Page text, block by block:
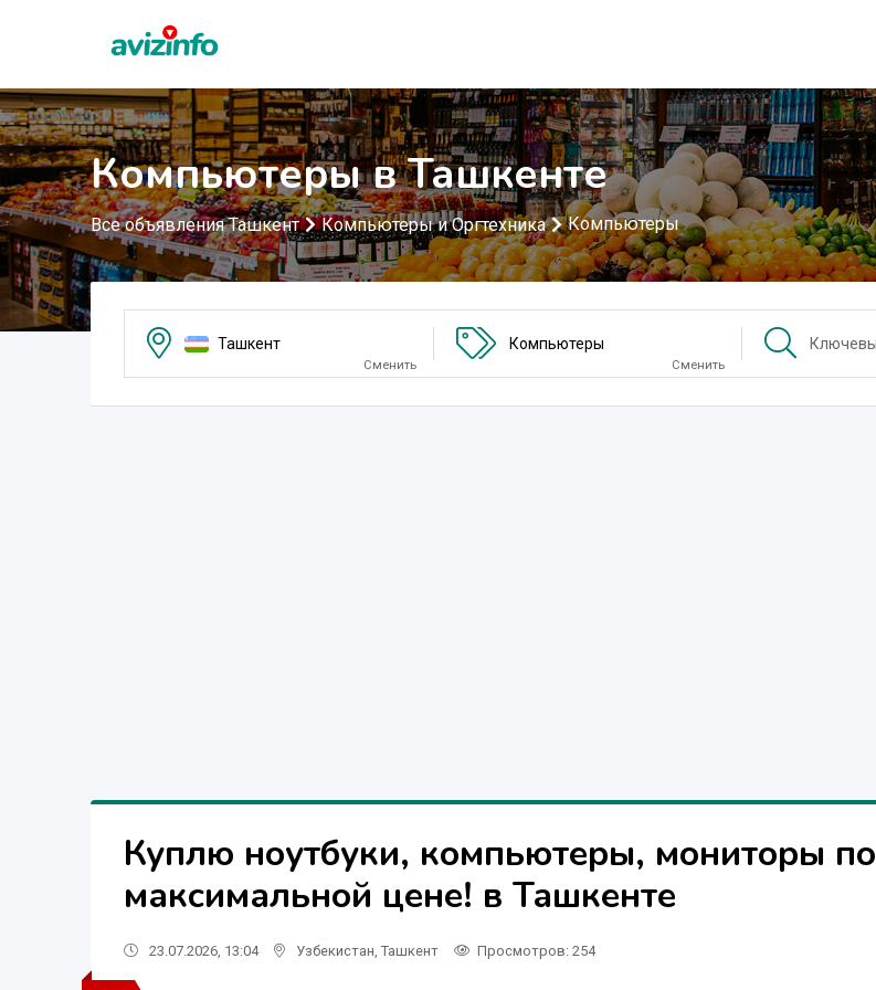
Компьютеры в Ташкенте
Все объявления Ташкент Компьютеры и Оргтехника Компьютеры
Ташкент
Сменить
Компьютеры
Сменить
Куплю ноутбуки, компьютеры, мониторы по
максимальной цене! в Ташкенте
23.07.2026, 13:04 Узбекистан Ташкент Просмотров: 254